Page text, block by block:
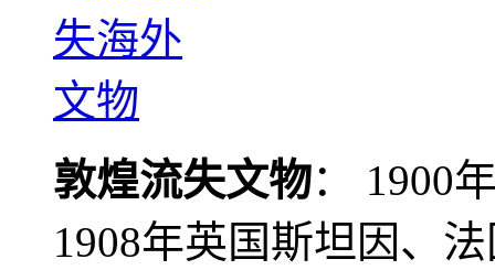
敦煌流失文物： 1900
1908年英国斯坦因、